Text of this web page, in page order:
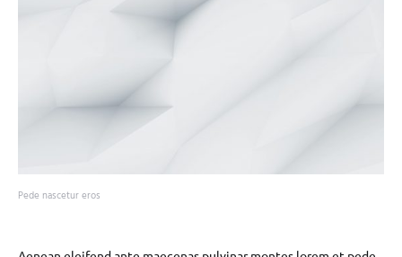
Pede nascetur eros